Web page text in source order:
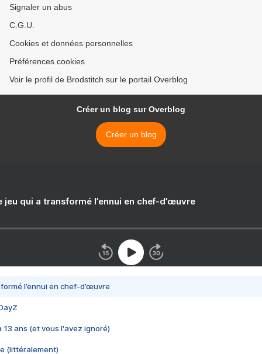
Signaler un abus
C.G.U.
Cookies et données personnelles
Préférences cookies
Voir le profil de Brodstitch sur le portail Overblog
Créer un blog sur Overblog
Créer un blog
jeu qui a transformé l’ennui en chef-d’œuvre
l’ennui en chef-d’œuvre
13 ans (et vous l'avez ignoré)
(littéralement)